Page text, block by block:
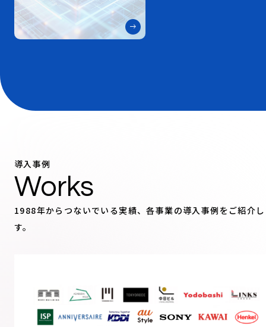
導入事例
Works
1988年からつないでいる実績、各事業の導入事例をご紹介
す。